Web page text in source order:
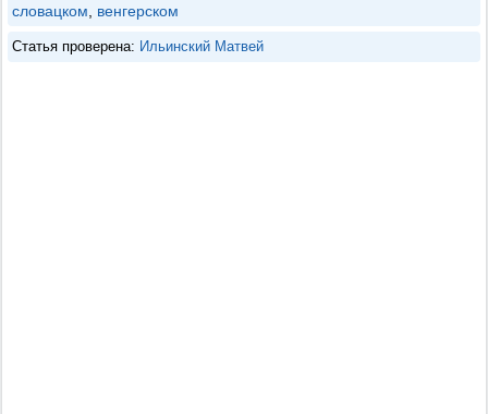
словацком, венгерском
Статья проверена: Ильинский Матвей